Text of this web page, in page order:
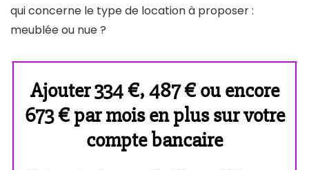
qui concerne le type de location à proposer :
meublée ou nue ?